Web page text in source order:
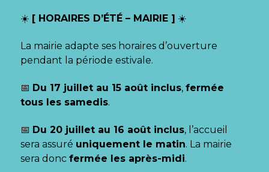
☀️ [ HORAIRES D’ÉTÉ – MAIRIE ] ☀️
La mairie adapte ses horaires d’ouverture
pendant la période estivale.
📅 Du 17 juillet au 15 août inclus, fermée
tous les samedis.
📅 Du 20 juillet au 16 août inclus, l’accueil
sera assuré uniquement le matin. La mairie
sera donc fermée les après-midi.